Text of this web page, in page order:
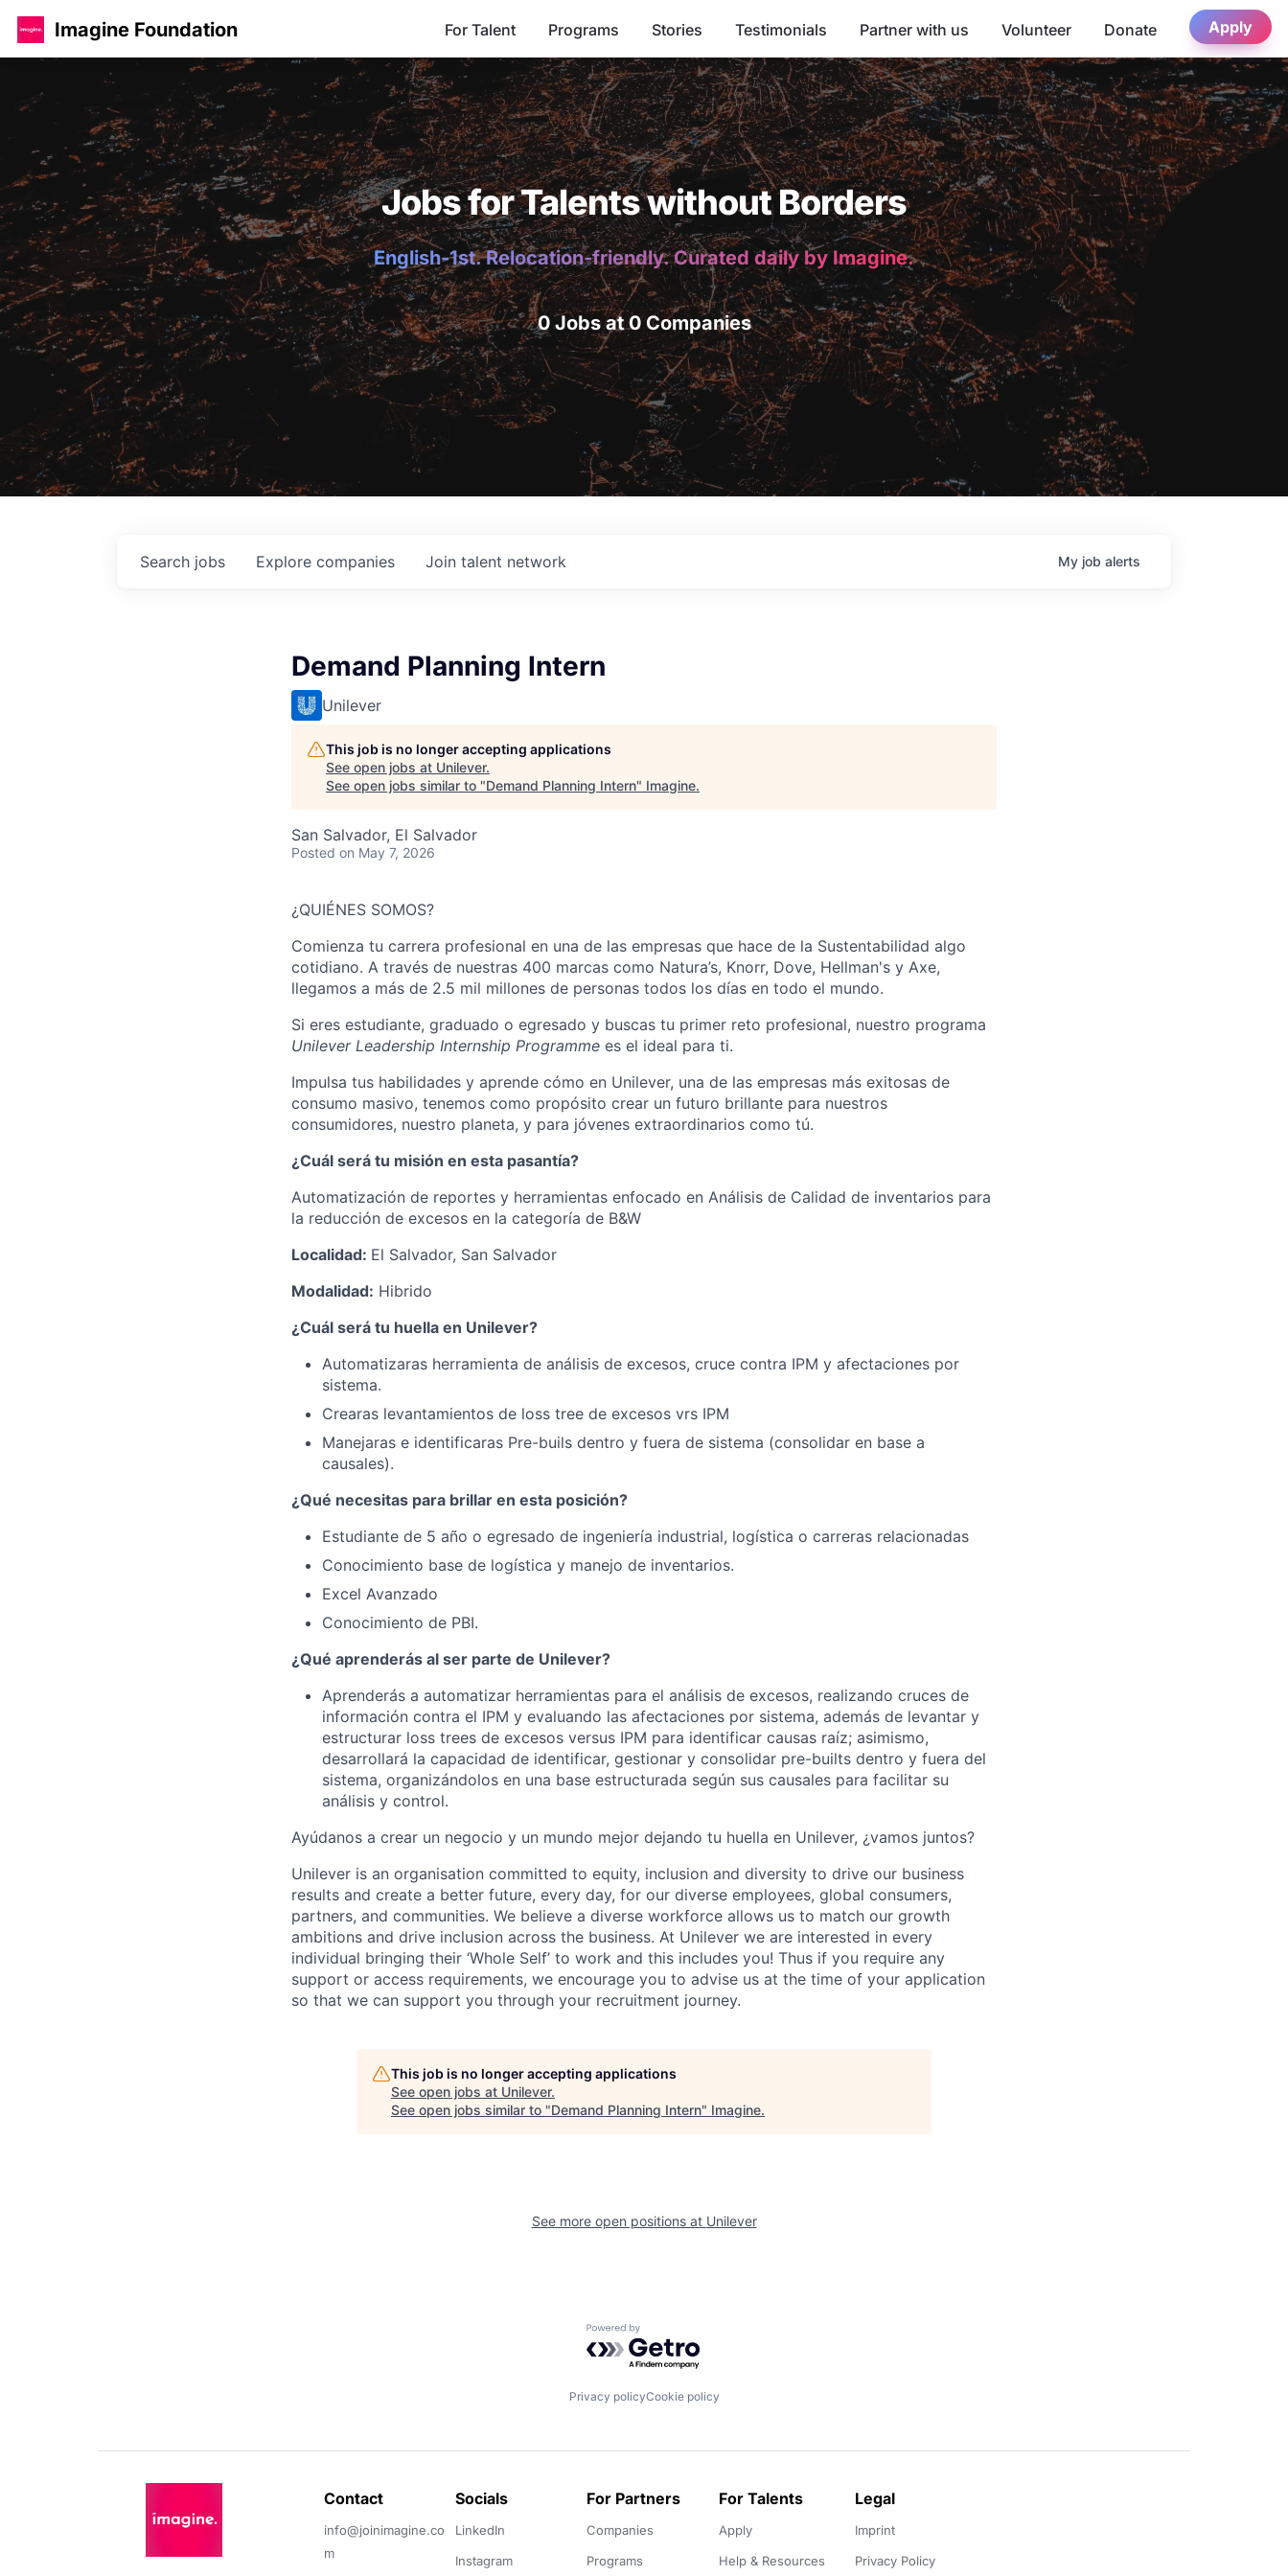
Imagine Foundation For Talent Programs Stories Testimonials Partner with us Volunteer Donate Apply
Jobs for Talents without Borders
English-1st. Relocation-friendly. Curated daily by Imagine.
0 Jobs at 0 Companies
Search jobs Explore companies Join talent network My job alerts
Demand Planning Intern
Unilever
This job is no longer accepting applications
See open jobs at Unilever.
See open jobs similar to "Demand Planning Intern" Imagine.
San Salvador, El Salvador
Posted on May 7, 2026
¿QUIÉNES SOMOS?
Comienza tu carrera profesional en una de las empresas que hace de la Sustentabilidad algo
cotidiano. A través de nuestras 400 marcas como Natura’s, Knorr, Dove, Hellman's y Axe,
llegamos a más de 2.5 mil millones de personas todos los días en todo el mundo.
Si eres estudiante, graduado o egresado y buscas tu primer reto profesional, nuestro programa
Unilever Leadership Internship Programme es el ideal para ti.
Impulsa tus habilidades y aprende cómo en Unilever, una de las empresas más exitosas de
consumo masivo, tenemos como propósito crear un futuro brillante para nuestros
consumidores, nuestro planeta, y para jóvenes extraordinarios como tú.
¿Cuál será tu misión en esta pasantía?
Automatización de reportes y herramientas enfocado en Análisis de Calidad de inventarios para
la reducción de excesos en la categoría de B&W
Localidad: El Salvador, San Salvador
Modalidad: Hibrido
¿Cuál será tu huella en Unilever?
Automatizaras herramienta de análisis de excesos, cruce contra IPM y afectaciones por
sistema.
Crearas levantamientos de loss tree de excesos vrs IPM
Manejaras e identificaras Pre-buils dentro y fuera de sistema (consolidar en base a
causales).
¿Qué necesitas para brillar en esta posición?
Estudiante de 5 año o egresado de ingeniería industrial, logística o carreras relacionadas
Conocimiento base de logística y manejo de inventarios.
Excel Avanzado
Conocimiento de PBI.
¿Qué aprenderás al ser parte de Unilever?
Aprenderás a automatizar herramientas para el análisis de excesos, realizando cruces de
información contra el IPM y evaluando las afectaciones por sistema, además de levantar y
estructurar loss trees de excesos versus IPM para identificar causas raíz; asimismo,
desarrollará la capacidad de identificar, gestionar y consolidar pre-builts dentro y fuera del
sistema, organizándolos en una base estructurada según sus causales para facilitar su
análisis y control.
Ayúdanos a crear un negocio y un mundo mejor dejando tu huella en Unilever, ¿vamos juntos?
Unilever is an organisation committed to equity, inclusion and diversity to drive our business
results and create a better future, every day, for our diverse employees, global consumers,
partners, and communities. We believe a diverse workforce allows us to match our growth
ambitions and drive inclusion across the business. At Unilever we are interested in every
individual bringing their ‘Whole Self’ to work and this includes you! Thus if you require any
support or access requirements, we encourage you to advise us at the time of your application
so that we can support you through your recruitment journey.
This job is no longer accepting applications
See open jobs at Unilever.
See open jobs similar to "Demand Planning Intern" Imagine.
See more open positions at Unilever
Powered by Getro.com
Privacy policyCookie policy
Contact
info@joinimagine.co
m
Socials
LinkedIn
Instagram
For Partners
Companies
Programs
For Talents
Apply
Help & Resources
Legal
Imprint
Privacy Policy